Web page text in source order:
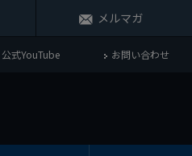
メルマガ
公式YouTube お問い合わせ